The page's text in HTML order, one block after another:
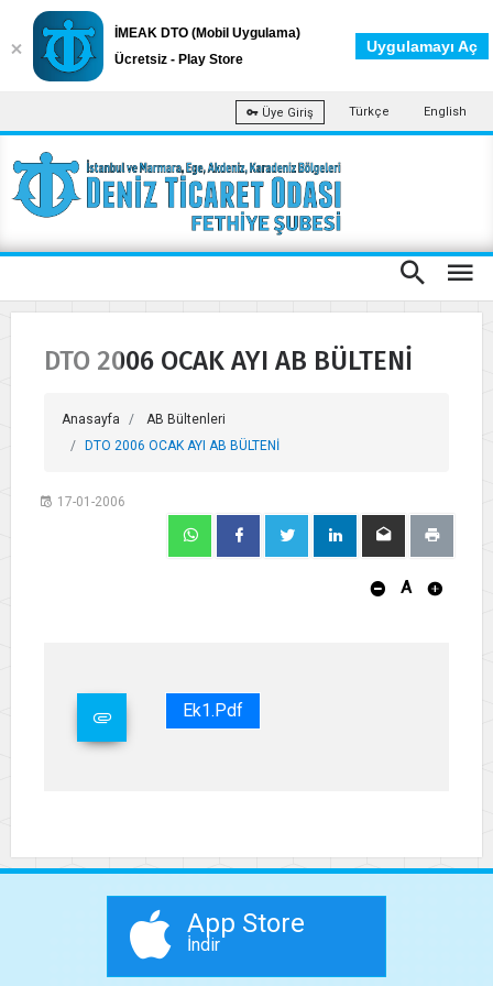
Üye Giriş Türkçe English
DTO 2006 OCAK AYI AB BÜLTENİ
Anasayfa
AB Bültenleri
DTO 2006 OCAK AYI AB BÜLTENİ
17-01-2006
A
Ek1.pdf
App Store
İndir
İMEAK DTO (Mobil Uygulama)
Ücretsiz - Play Store
Uygulamayı Aç